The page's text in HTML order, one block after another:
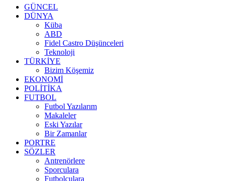
GÜNCEL
DÜNYA
Küba
ABD
Fidel Castro Düşünceleri
Teknoloji
TÜRKİYE
Bizim Köşemiz
EKONOMİ
POLİTİKA
FUTBOL
Futbol Yazılarım
Makaleler
Eski Yazılar
Bir Zamanlar
PORTRE
SÖZLER
Antrenörlere
Sporculara
Futbolculara